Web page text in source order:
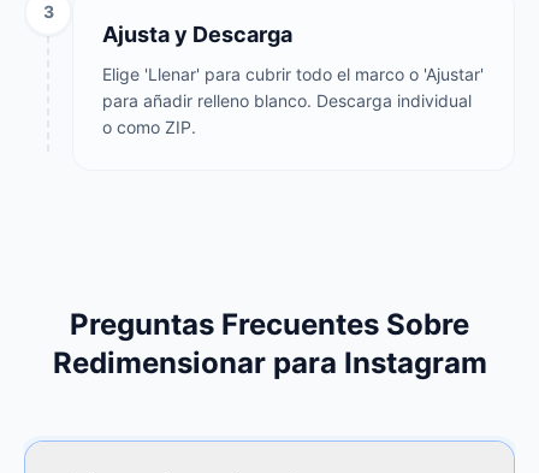
3
Ajusta y Descarga
Elige 'Llenar' para cubrir todo el marco o 'Ajustar'
para añadir relleno blanco. Descarga individual
o como ZIP.
Preguntas Frecuentes Sobre
Redimensionar para Instagram